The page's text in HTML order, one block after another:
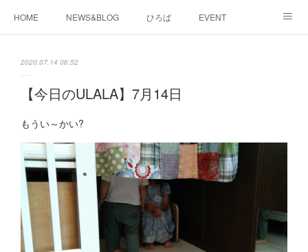
HOME NEWS&BLOG ひろば EVENT
2020.07.14 06:52
【今日のULALA】7月14日
もうい～かい?